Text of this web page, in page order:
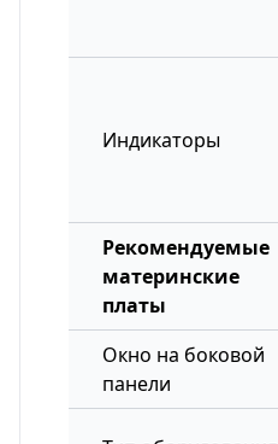
Индикаторы
Рекомендуемые
материнские
платы
Окно на боковой
панели